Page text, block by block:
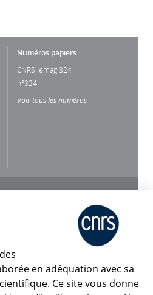
Numéros papiers
CNRS lemag 324
n°324
Voir tous les numéros
Le Mag
en adéquation avec sa
Ce site vous donne